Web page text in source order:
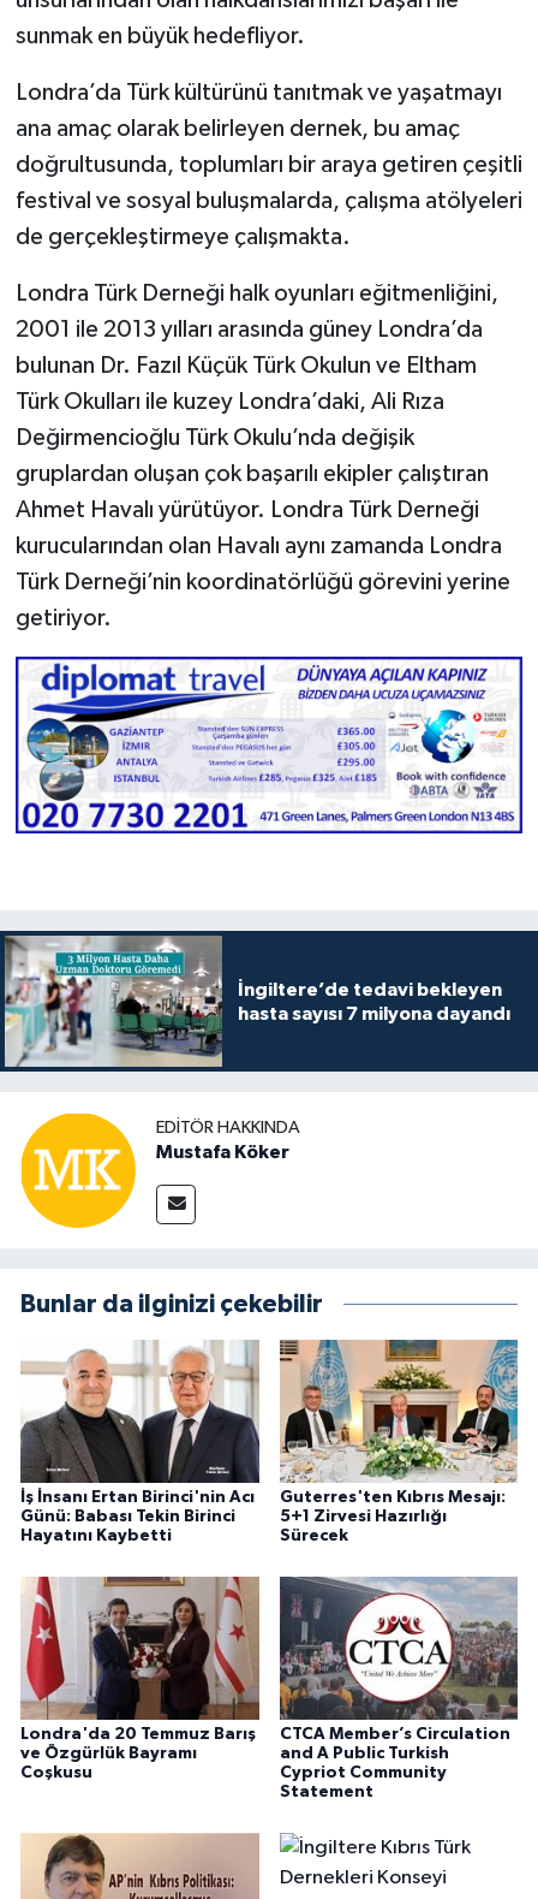
sunmak en büyük hedefliyor.
Londra’da Türk kültürünü tanıtmak ve yaşatmayı
ana amaç olarak belirleyen dernek, bu amaç
doğrultusunda, toplumları bir araya getiren çeşitli
festival ve sosyal buluşmalarda, çalışma atölyeleri
de gerçekleştirmeye çalışmakta.
Londra Türk Derneği halk oyunları eğitmenliğini,
2001 ile 2013 yılları arasında güney Londra’da
bulunan Dr. Fazıl Küçük Türk Okulun ve Eltham
Türk Okulları ile kuzey Londra’daki, Ali Rıza
Değirmencioğlu Türk Okulu’nda değişik
gruplardan oluşan çok başarılı ekipler çalıştıran
Ahmet Havalı yürütüyor. Londra Türk Derneği
kurucularından olan Havalı aynı zamanda Londra
Türk Derneği’nin koordinatörlüğü görevini yerine
getiriyor.
İngiltere’de tedavi bekleyen
hasta sayısı 7 milyona dayandı
EDITÖR HAKKINDA
Mustafa Köker
Bunlar da ilginizi çekebilir
İş İnsanı Ertan Birinci'nin Acı
Günü: Babası Tekin Birinci
Hayatını Kaybetti
Guterres'ten Kıbrıs Mesajı:
5+1 Zirvesi Hazırlığı
Sürecek
Londra'da 20 Temmuz Barış
ve Özgürlük Bayramı
Coşkusu
CTCA Member’s Circulation
and A Public Turkish
Cypriot Community
Statement